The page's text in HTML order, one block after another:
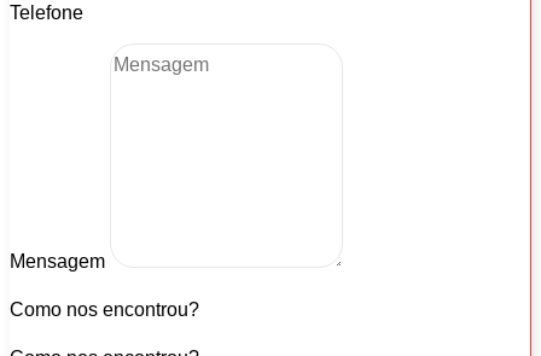
Telefone
Mensagem
Como nos encontrou?